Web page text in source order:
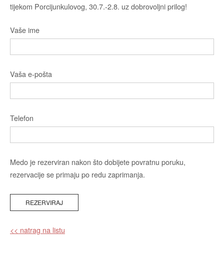
tijekom Porcijunkulovog, 30.7.-2.8. uz dobrovoljni prilog!
Vaše ime
Vaša e-pošta
Telefon
Medo je rezerviran nakon što dobijete povratnu poruku,
rezervacije se primaju po redu zaprimanja.
<< natrag na listu